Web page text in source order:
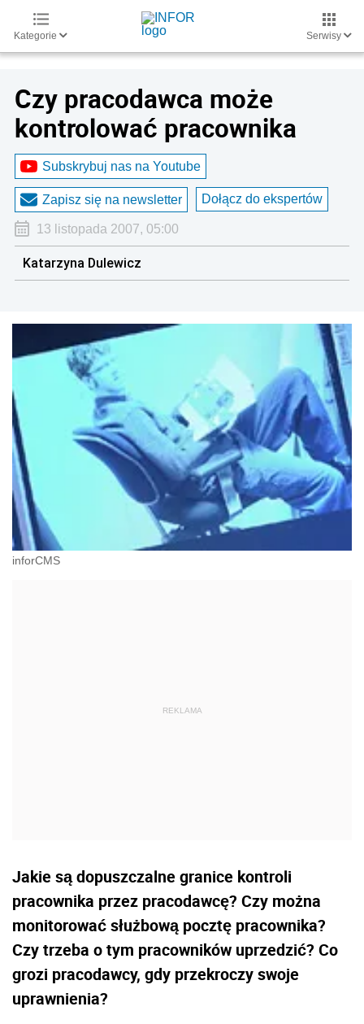
Kategorie Serwisy
Czy pracodawca może
kontrolować pracownika
Subskrybuj nas na Youtube
Zapisz się na newsletter Dołącz do ekspertów
13 listopada 2007, 05:00
Katarzyna Dulewicz
inforCMS
Jakie są dopuszczalne granice kontroli
pracownika przez pracodawcę? Czy można
monitorować służbową pocztę pracownika?
Czy trzeba o tym pracowników uprzedzić? Co
grozi pracodawcy, gdy przekroczy swoje
uprawnienia?